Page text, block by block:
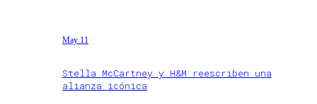
May 11
Stella McCartney y H&M reescriben una
alianza icónica